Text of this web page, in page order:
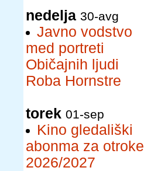
nedelja 30-avg
Javno vodstvo
med portreti
Običajnih ljudi
Roba Hornstre
torek 01-sep
Kino gledališki
abonma za otroke
2026/2027